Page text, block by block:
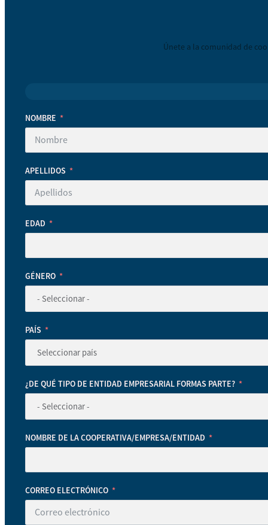
Únete a la comunidad de
NOMBRE
APELLIDOS
EDAD
GÉNERO
PAÍS
¿DE QUÉ TIPO DE ENTIDAD EMPRESARIAL FORMAS PARTE?
NOMBRE DE LA COOPERATIVA/EMPRESA/ENTIDAD
CORREO ELECTRÓNICO